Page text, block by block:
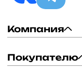
Компания
Покупателю